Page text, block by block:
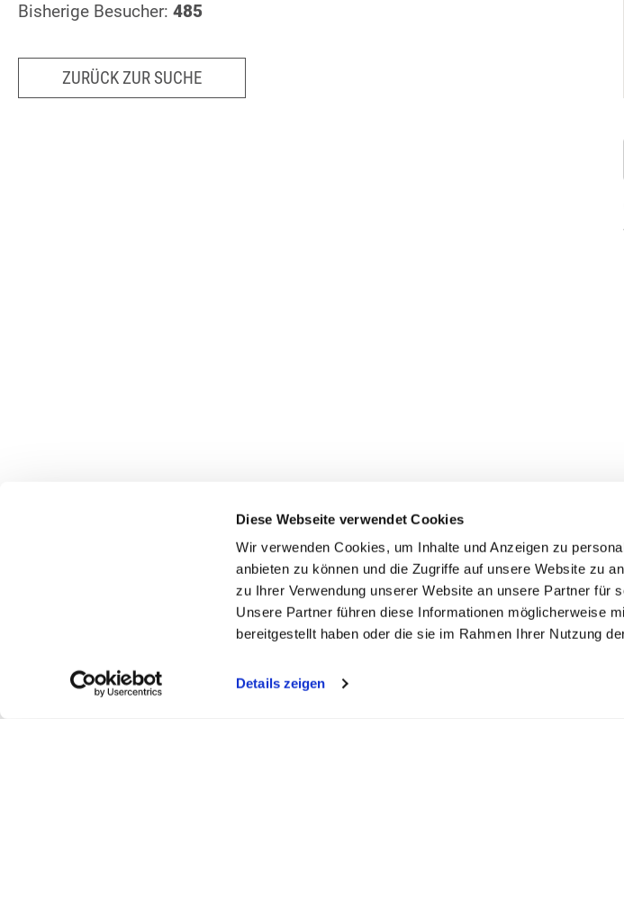
Diese Webseite verwendet Cookies
Wir verwenden Cookies, um Inhalte und Anzeigen zu
anbieten zu können und die Zugriffe auf unsere Website zu
zu Ihrer Verwendung unserer Website an unsere Partner für
Unsere Partner führen diese Informationen möglicherweise
bereitgestellt haben oder die sie im Rahmen Ihrer Nutzung
Details zeigen
Bisherige Besucher: 485
ZURÜCK ZUR SUCHE